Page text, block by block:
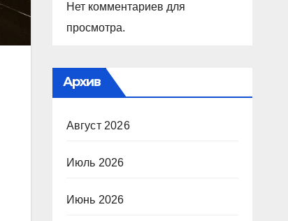
Нет комментариев для
просмотра.
Архив
Август 2026
Июль 2026
Июнь 2026